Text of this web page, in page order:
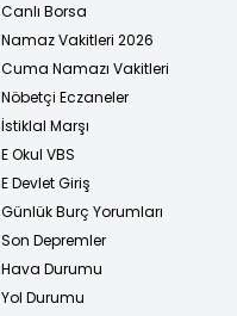
Canlı Borsa
Namaz Vakitleri 2026
Cuma Namazı Vakitleri
Nöbetçi Eczaneler
İstiklal Marşı
E Okul VBS
E Devlet Giriş
Günlük Burç Yorumları
Son Depremler
Hava Durumu
Yol Durumu